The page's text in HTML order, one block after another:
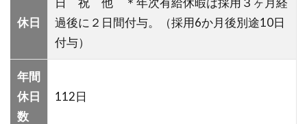
休日
過後に２日間付与。（採用6か月後別途10日
付与）
年間
休日
数
112日